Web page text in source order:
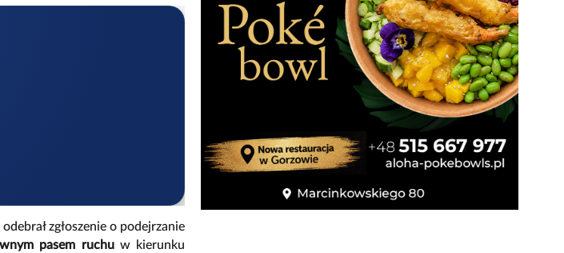
zgłoszenie o podejrzanie
pasem ruchuw kierunku